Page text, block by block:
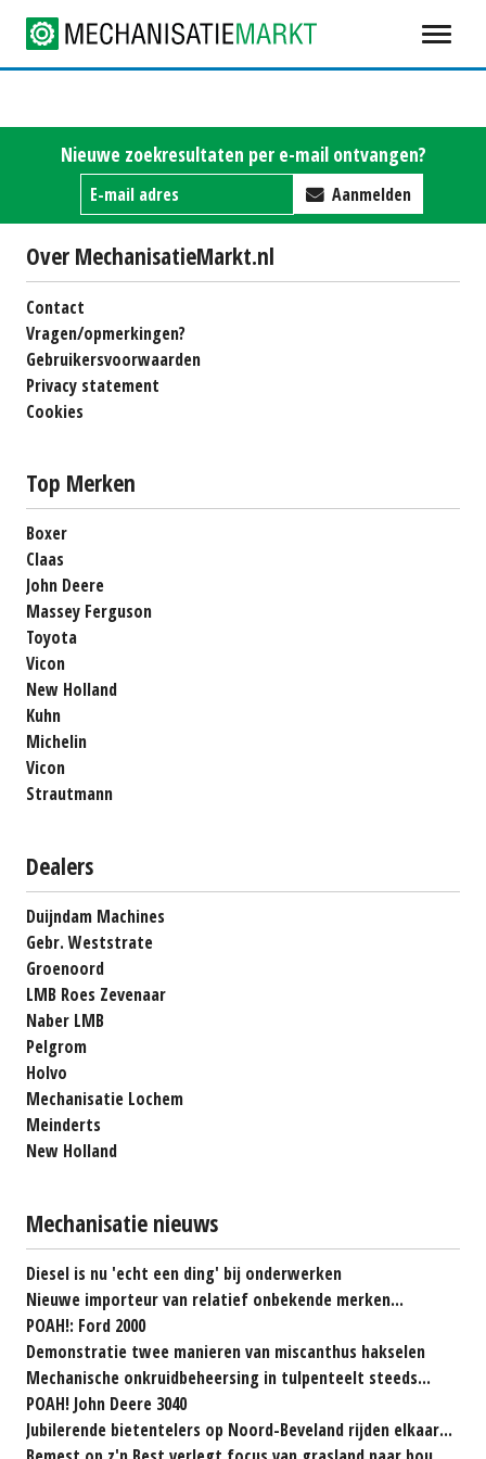
Nieuwe zoekresultaten per e-mail ontvangen?
Aanmelden
Over MechanisatieMarkt.nl
Contact
Vragen/opmerkingen?
Gebruikersvoorwaarden
Privacy statement
Cookies
Top Merken
Boxer
Claas
John Deere
Massey Ferguson
Toyota
Vicon
New Holland
Kuhn
Michelin
Vicon
Strautmann
Dealers
Duijndam Machines
Gebr. Weststrate
Groenoord
LMB Roes Zevenaar
Naber LMB
Pelgrom
Holvo
Mechanisatie Lochem
Meinderts
New Holland
Mechanisatie nieuws
Diesel is nu 'echt een ding' bij onderwerken
Nieuwe importeur van relatief onbekende merken...
POAH!: Ford 2000
Demonstratie twee manieren van miscanthus hakselen
Mechanische onkruidbeheersing in tulpenteelt steeds...
POAH! John Deere 3040
Jubilerende bietentelers op Noord-Beveland rijden elkaar...